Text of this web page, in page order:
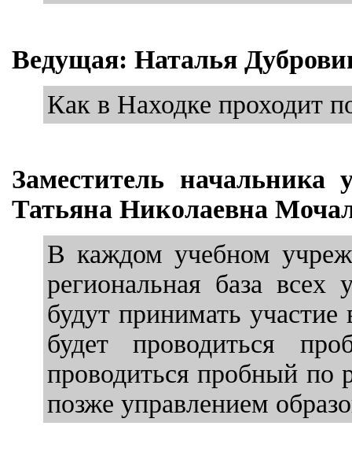
Ведущая: Наталья
Как в Находке проходит
Заместитель начальника
Татьяна Николаевна
В каждом учебном
региональная база всех
будут принимать
будет проводиться
проводиться пробный по
позже управлением